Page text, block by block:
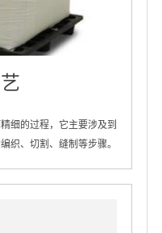
细的过程，它主要涉及到
织、切割、缝制等步骤。